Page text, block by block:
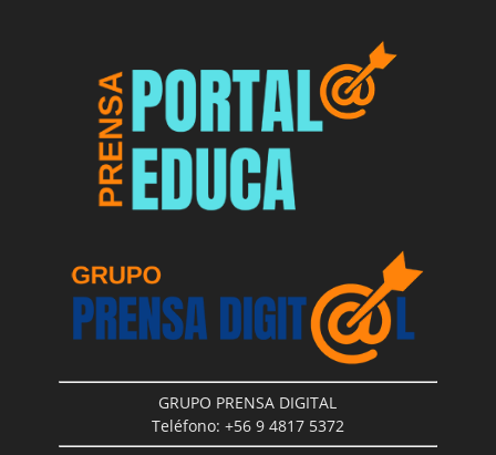
GRUPO PRENSA DIGITAL
Teléfono: +56 9 4817 5372